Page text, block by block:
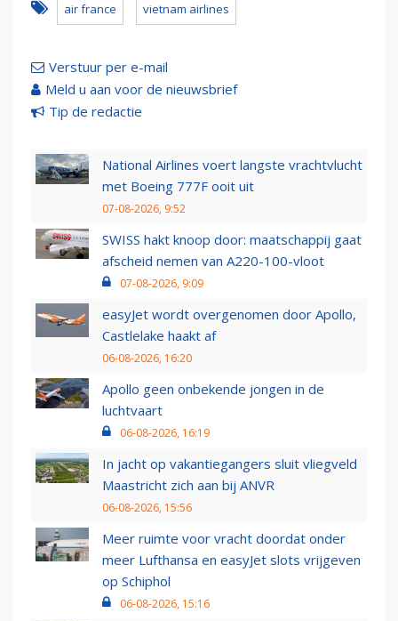
air france vietnam airlines
Verstuur per e-mail
Meld u aan voor de nieuwsbrief
Tip de redactie
National Airlines voert langste vrachtvlucht
met Boeing 777F ooit uit
07-08-2026, 9:52
SWISS hakt knoop door: maatschappij gaat
afscheid nemen van A220-100-vloot
07-08-2026, 9:09
easyJet wordt overgenomen door Apollo,
Castlelake haakt af
06-08-2026, 16:20
Apollo geen onbekende jongen in de
luchtvaart
06-08-2026, 16:19
In jacht op vakantiegangers sluit vliegveld
Maastricht zich aan bij ANVR
06-08-2026, 15:56
Meer ruimte voor vracht doordat onder
meer Lufthansa en easyJet slots vrijgeven
op Schiphol
06-08-2026, 15:16